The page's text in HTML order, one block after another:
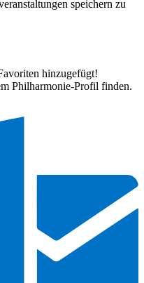
speichern zu
hinzugefügt!
Philharmonie-Profil finden.